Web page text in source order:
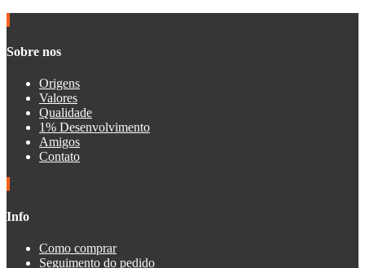
Sobre nos
Origens
Valores
Qualidade
1% Desenvolvimento
Amigos
Contato
Info
Como comprar
Seguimento do pedido